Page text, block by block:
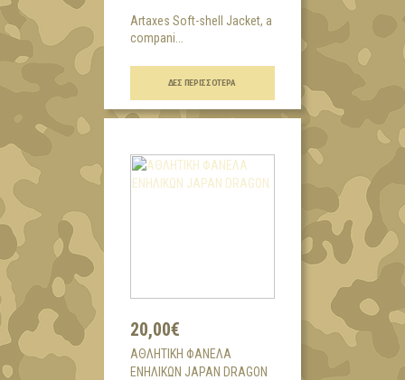
Artaxes Soft-shell Jacket, a
compani...
ΔΕΣ ΠΕΡΙΣΣΌΤΕΡΑ
20,00€
AΘΛΗΤΙΚΗ ΦΑΝΕΛΑ
ΕΝΗΛΙΚΩΝ JAPAN DRAGON